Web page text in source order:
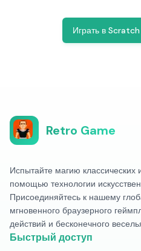
Играть в
Retro Game
Испытайте магию
помощью технологии
Присоединяйтесь к нашему
мгновенного браузерного
действий и бесконечного
Быстрый доступ